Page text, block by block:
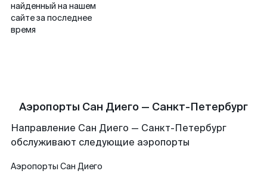
найденный на нашем
сайте за последнее
время
Аэропорты Сан Диего — Санкт-Петербург
Направление Сан Диего — Санкт-Петербург
обслуживают следующие аэропорты
Аэропорты Сан Диего